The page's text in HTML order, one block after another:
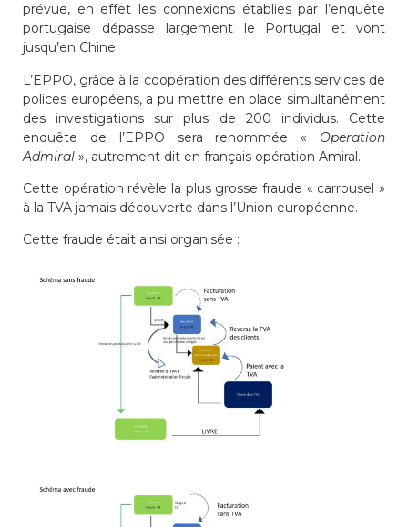
prévue, en effet les connexions établies par l’enquête
portugaise dépasse largement le Portugal et vont
jusqu’en Chine.
L’EPPO, grâce à la coopération des différents services de
polices européens, a pu mettre en place simultanément
des investigations sur plus de 200 individus. Cette
enquête de l’EPPO sera renommée « Operation
Admiral », autrement dit en français opération Amiral.
Cette opération révèle la plus grosse fraude « carrousel »
à la TVA jamais découverte dans l’Union européenne.
Cette fraude était ainsi organisée :